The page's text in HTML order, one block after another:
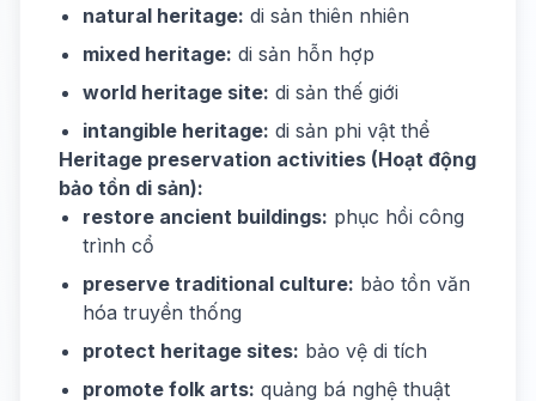
natural heritage: di sản thiên nhiên
mixed heritage: di sản hỗn hợp
world heritage site: di sản thế giới
intangible heritage: di sản phi vật thể
Heritage preservation activities (Hoạt động
bảo tồn di sản):
restore ancient buildings: phục hồi công
trình cổ
preserve traditional culture: bảo tồn văn
hóa truyền thống
protect heritage sites: bảo vệ di tích
promote folk arts: quảng bá nghệ thuật